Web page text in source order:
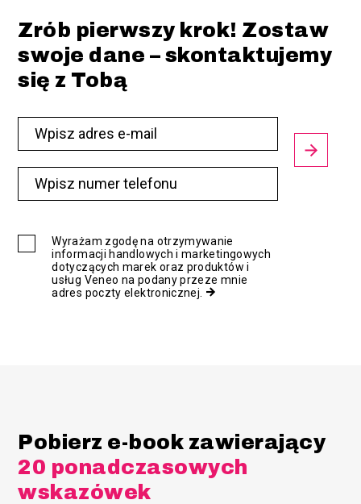
Zrób pierwszy krok! Zostaw
swoje dane – skontaktujemy
się z Tobą
Wyrażam zgodę na otrzymywanie
informacji handlowych i marketingowych
dotyczących marek oraz produktów i
usług Veneo na podany przeze mnie
adres poczty elektronicznej.
Pobierz e-book zawierający
20 ponadczasowych
wskazówek